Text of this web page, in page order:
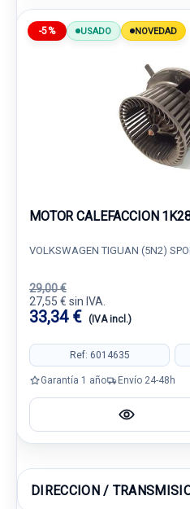
-5% USADO NOVEDAD
MOTOR CALEFACCION
VOLKSWAGEN TIGUAN (5N2)
29,00 €
27,55 € sin IVA.
33,34 € (IVA incl.)
Ref: 6014635
Garantía 1 año Envío 24-48h
DIRECCION /